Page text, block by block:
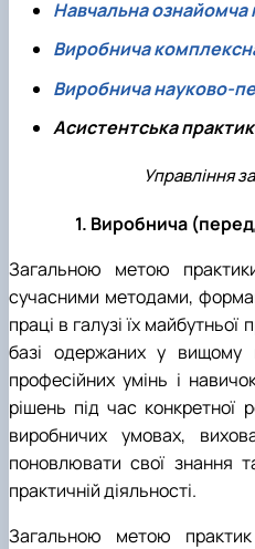
Навчальна ознайомча
Виробнича
Виробнича науково-
Асистентська
Управління
1. Виробнича
Загальною метою
сучасними методами,
праці в галузі їх
базі одержаних у вищому
професійних умінь і
рішень під час конкретної
виробничих умовах,
поновлювати свої знання
практичній діяльності.
Загальною метою практик